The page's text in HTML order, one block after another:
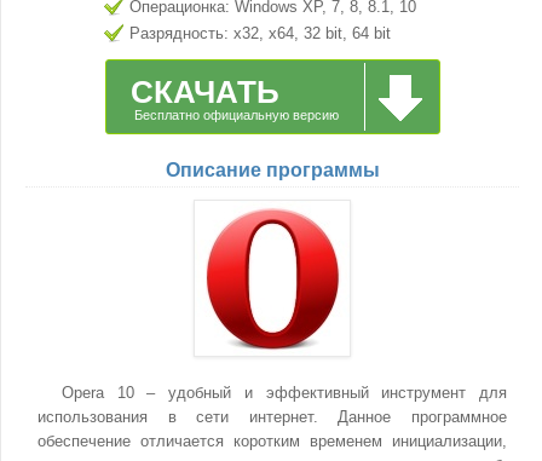
Операционка: Windows XP, 7, 8, 8.1, 10
Разрядность: x32, x64, 32 bit, 64 bit
СКАЧАТЬ
Бесплатно официальную версию
Описание программы
Opera 10 – удобный и эффективный инструмент для
использования в сети интернет. Данное программное
обеспечение отличается коротким временем инициализации,